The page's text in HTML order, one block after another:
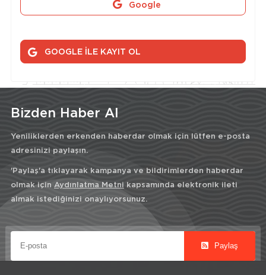
Google
GOOGLE İLE KAYIT OL
Bizden Haber Al
Yeniliklerden erkenden haberdar olmak için lütfen e-posta
adresinizi paylaşın.
'Paylaş'a tıklayarak kampanya ve bildirimlerden haberdar
olmak için Aydınlatma Metni kapsamında elektronik ileti
almak istediğinizi onaylıyorsunuz.
Paylaş